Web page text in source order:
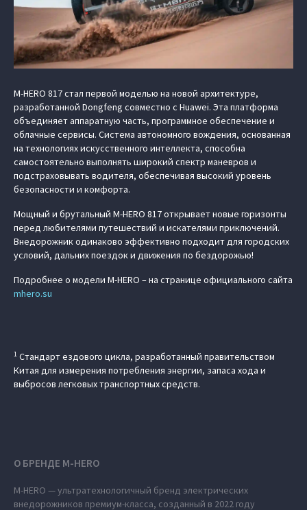
M‑HERO 817 стал первой моделью на новой архитектуре,
разработанной Dongfeng совместно с Huawei. Эта платформа
объединяет аппаратную часть, программное обеспечение и
облачные сервисы. Система автономного вождения, основанная
на технологиях искусственного интеллекта, способна
самостоятельно выполнять широкий спектр маневров и
подстраховывать водителя, обеспечивая высокий уровень
безопасности и комфорта.
Мощный и брутальный M‑HERO 817 открывает новые горизонты
перед любителями путешествий и искателями приключений.
Внедорожник одинаково эффективно подходит для городских
условий, дальних поездок и движения по бездорожью!
Подробнее о модели M‑HERO – на странице официального сайта
mhero.su
1 Стандарт ездового цикла, разработанный правительством
Китая для измерения потребления энергии, запаса хода и
выбросов легковых транспортных средств.
О БРЕНДЕ M‑HERO
M‑HERO — ультратехнологичный бренд электрических
внедорожников премиум-класса, созданный в 2022 году